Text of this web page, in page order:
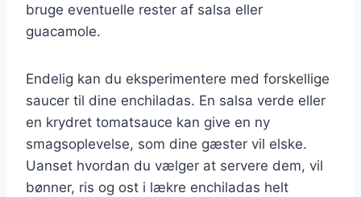
bruge eventuelle rester af salsa eller
guacamole.
Endelig kan du eksperimentere med forskellige
saucer til dine enchiladas. En salsa verde eller
en krydret tomatsauce kan give en ny
smagsoplevelse, som dine gæster vil elske.
Uanset hvordan du vælger at servere dem, vil
bønner, ris og ost i lækre enchiladas helt